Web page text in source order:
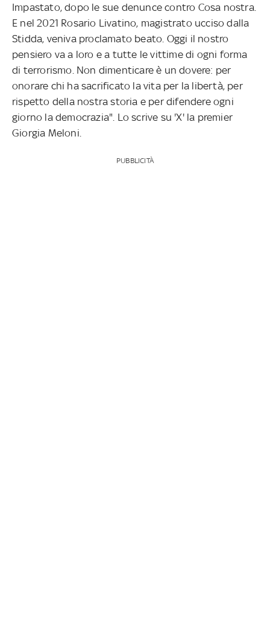
Impastato, dopo le sue denunce contro Cosa nostra.
E nel 2021 Rosario Livatino, magistrato ucciso dalla
Stidda, veniva proclamato beato. Oggi il nostro
pensiero va a loro e a tutte le vittime di ogni forma
di terrorismo. Non dimenticare è un dovere: per
onorare chi ha sacrificato la vita per la libertà, per
rispetto della nostra storia e per difendere ogni
giorno la democrazia". Lo scrive su 'X' la premier
Giorgia Meloni.
PUBBLICITÀ